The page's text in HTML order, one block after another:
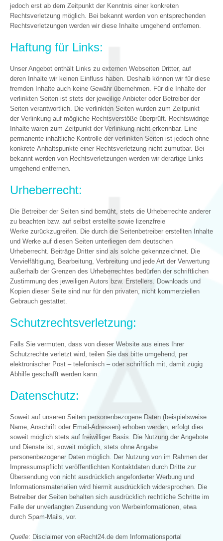
jedoch erst ab dem Zeitpunkt der Kenntnis einer konkreten
Rechtsverletzung möglich. Bei bekannt werden von entsprechenden
Rechtsverletzungen werden wir diese Inhalte umgehend entfernen.
Haftung für Links:
Unser Angebot enthält Links zu externen Webseiten Dritter, auf
deren Inhalte wir keinen Einfluss haben. Deshalb können wir für diese
fremden Inhalte auch keine Gewähr übernehmen. Für die Inhalte der
verlinkten Seiten ist stets der jeweilige Anbieter oder Betreiber der
Seiten verantwortlich. Die verlinkten Seiten wurden zum Zeitpunkt
der Verlinkung auf mögliche Rechtsverstöße überprüft. Rechtswidrige
Inhalte waren zum Zeitpunkt der Verlinkung nicht erkennbar. Eine
permanente inhaltliche Kontrolle der verlinkten Seiten ist jedoch ohne
konkrete Anhaltspunkte einer Rechtsverletzung nicht zumutbar. Bei
bekannt werden von Rechtsverletzungen werden wir derartige Links
umgehend entfernen.
Urheberrecht:
Die Betreiber der Seiten sind bemüht, stets die Urheberrechte anderer
zu beachten bzw. auf selbst erstellte sowie lizenzfreie
Werke zurückzugreifen. Die durch die Seitenbetreiber erstellten Inhalte
und Werke auf diesen Seiten unterliegen dem deutschen
Urheberrecht. Beiträge Dritter sind als solche gekennzeichnet. Die
Vervielfältigung, Bearbeitung, Verbreitung und jede Art der Verwertung
außerhalb der Grenzen des Urheberrechtes bedürfen der schriftlichen
Zustimmung des jeweiligen Autors bzw. Erstellers. Downloads und
Kopien dieser Seite sind nur für den privaten, nicht kommerziellen
Gebrauch gestattet.
Schutzrechtsverletzung:
Falls Sie vermuten, dass von dieser Website aus eines Ihrer
Schutzrechte verletzt wird, teilen Sie das bitte umgehend, per
elektronischer Post – telefonisch – oder schriftlich mit, damit zügig
Abhilfe geschafft werden kann.
Datenschutz:
Soweit auf unseren Seiten personenbezogene Daten (beispielsweise
Name, Anschrift oder Email-Adressen) erhoben werden, erfolgt dies
soweit möglich stets auf freiwilliger Basis. Die Nutzung der Angebote
und Dienste ist, soweit möglich, stets ohne Angabe
personenbezogener Daten möglich. Der Nutzung von im Rahmen der
Impressumspflicht veröffentlichten Kontaktdaten durch Dritte zur
Übersendung von nicht ausdrücklich angeforderter Werbung und
Informationsmaterialien wird hiermit ausdrücklich widersprochen. Die
Betreiber der Seiten behalten sich ausdrücklich rechtliche Schritte im
Falle der unverlangten Zusendung von Werbeinformationen, etwa
durch Spam-Mails, vor.
Quelle: Disclaimer von eRecht24.de dem Informationsportal